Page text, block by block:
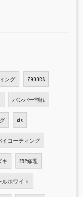
ング Z900RS
バンパー割れ
cis
イコーティング
キ FRP修理
ルホワイト